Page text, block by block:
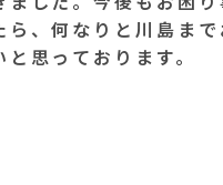
ら、何なりと川島ま
思っております。